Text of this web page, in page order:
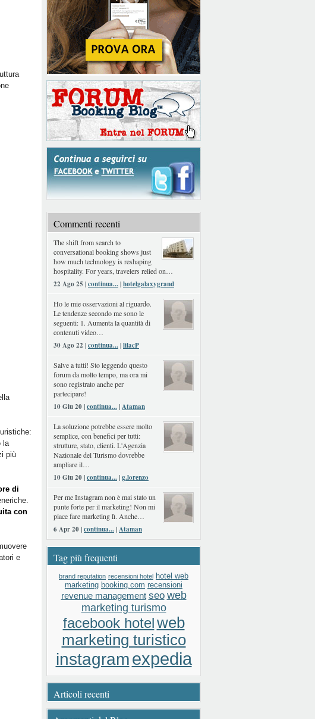
la
più
di
con
e
Commenti recenti
The shift from search to
conversational booking shows just
how much technology is reshaping
hospitality. For years, travelers relied on…
22 Ago 25 |continua...|hotelgalaxygrand
Ho le mie osservazioni al riguardo.
Le tendenze secondo me sono le
seguenti: 1. Aumenta la quantità di
contenuti video…
30 Ago 22 |continua...|lilacP
Salve a tutti! Sto leggendo questo
forum da molto tempo, ma ora mi
sono registrato anche per
partecipare!
10 Giu 20 |continua...|Ataman
La soluzione potrebbe essere molto
semplice, con benefici per tutti:
strutture, stato, clienti. L'Agenzia
Nazionale del Turismo dovrebbe
ampliare il…
10 Giu 20 |continua...|g.lorenzo
Per me Instagram non è mai stato un
punte forte per il marketing! Non mi
piace fare marketing lì. Anche…
6 Apr 20 |continua...|Ataman
Tag più frequenti
brand reputation recensioni hotel hotel web
marketing booking.com recensioni
revenue management seo web
marketing turismo
facebook hotelweb
marketing turistico
instagramexpedia
Articoli recenti